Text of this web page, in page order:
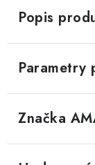
Popis
Parametry
Značka